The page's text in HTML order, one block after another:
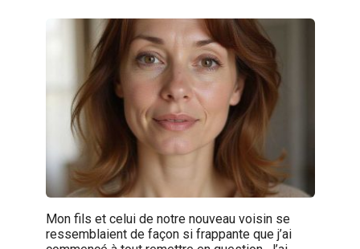
Mon fils et celui de notre nouveau voisin se
ressemblaient de façon si frappante que j’ai